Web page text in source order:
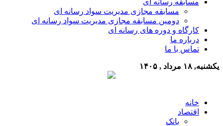
مسابقه رسانه ای
مسابقه مجازی مدیریت سواد رسانه ای
دومین مسابقه مجازی مدیریت سواد رسانه ای
کارگاه و دوره های رسانه ای
درباره ما
تماس با ما
یکشنبه, ۱۸ مرداد , ۱۴۰۵
خانه
اقتصاد
بانک